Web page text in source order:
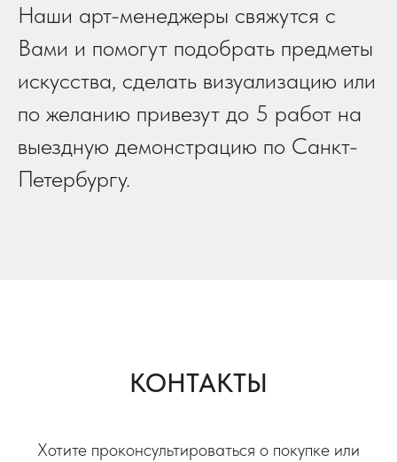
Наши арт-менеджеры свяжутся с
Вами и помогут подобрать предметы
искусства, сделать визуализацию или
по желанию привезут до 5 работ на
выездную демонстрацию по Санкт-
Петербургу.
КОНТАКТЫ
Хотите проконсультироваться о покупке или